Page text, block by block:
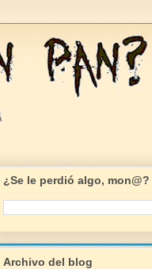
¿Se le perdió algo, mon@?
Archivo del blog